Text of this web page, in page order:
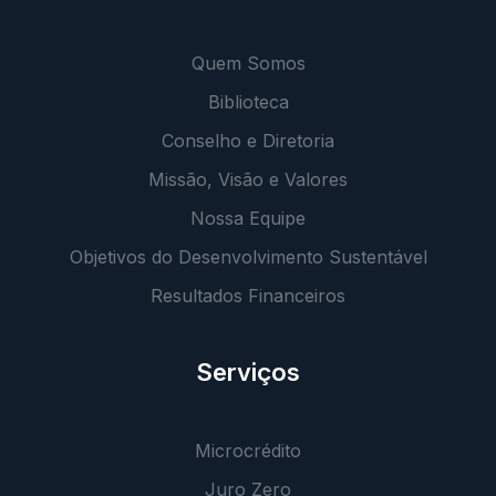
Quem Somos
Biblioteca
Conselho e Diretoria
Missão, Visão e Valores
Nossa Equipe
Objetivos do Desenvolvimento Sustentável
Resultados Financeiros
Serviços
Microcrédito
Juro Zero